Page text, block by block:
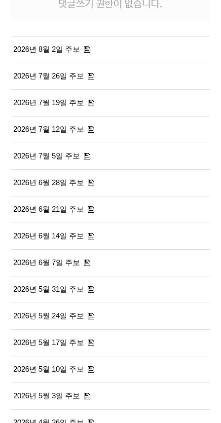
댓글쓰기 권한이 없습니다.
2026년 8월 2일 주보
2026년 7월 26일 주보
2026년 7월 19일 주보
2026년 7월 12일 주보
2026년 7월 5일 주보
2026년 6월 28일 주보
2026년 6월 21일 주보
2026년 6월 14일 주보
2026년 6월 7일 주보
2026년 5월 31일 주보
2026년 5월 24일 주보
2026년 5월 17일 주보
2026년 5월 10일 주보
2026년 5월 3일 주보